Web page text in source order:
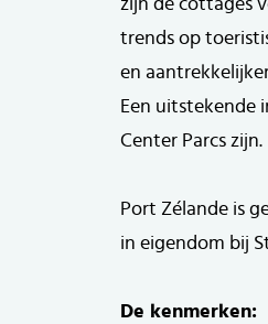
zijn de cottages
trends op
en
Een uitstekende
Center Parcs zijn.
Port Zélande is
in eigendom bij
De kenmerken: